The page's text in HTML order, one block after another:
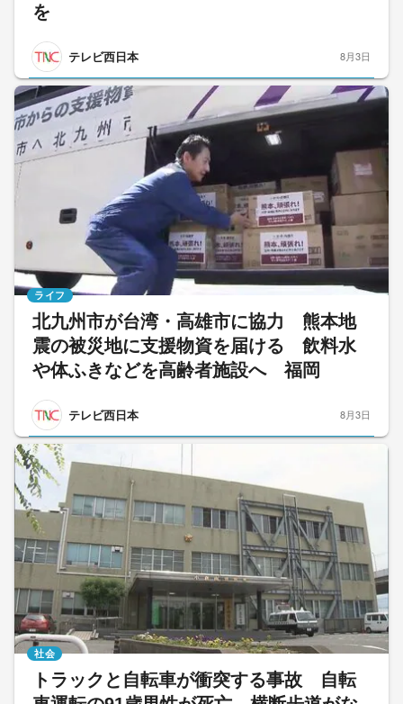
を
テレビ西日本 8月3日
北九州市が台湾・高雄市に協力 熊本地
震の被災地に支援物資を届ける 飲料水
や体ふきなどを高齢者施設へ 福岡
テレビ西日本
ライフ
8月3日
トラックと自転車が衝突する事故 自転
社会